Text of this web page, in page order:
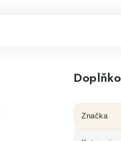
Značka